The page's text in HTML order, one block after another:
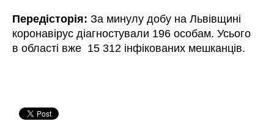
Передісторія: За минулу добу на Львівщині
коронавірус діагностували 196 особам. Усього
в області вже 15 312 інфікованих мешканців.